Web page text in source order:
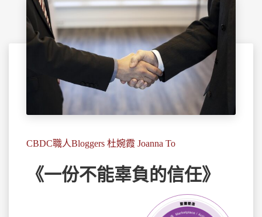
CBDC職人Bloggers 杜婉霞 Joanna To
《一份不能辜負的信任》